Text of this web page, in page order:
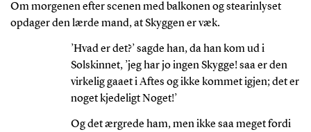
Om morgenen efter scenen med balkonen og stearinlyset
opdager den lærde mand, at Skyggen er væk.
’Hvad er det?’ sagde han, da han kom ud i
Solskinnet, ’jeg har jo ingen Skygge! saa er den
virkelig gaaet i Aftes og ikke kommet igjen; det er
noget kjedeligt Noget!’
Og det ærgrede ham, men ikke saa meget fordi